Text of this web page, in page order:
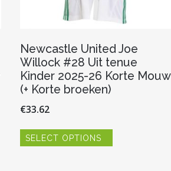
Newcastle United Joe
Willock #28 Uit tenue
Kinder 2025-26 Korte Mouw
(+ Korte broeken)
€33.62
SELECT OPTIONS